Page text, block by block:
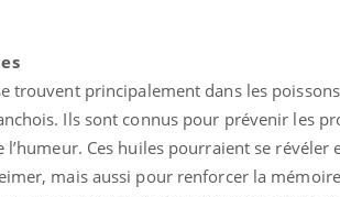
trouvent principalement dans les
Ils sont connus pour prévenir les
Ces huiles pourraient se révéler
mais aussi pour renforcer la